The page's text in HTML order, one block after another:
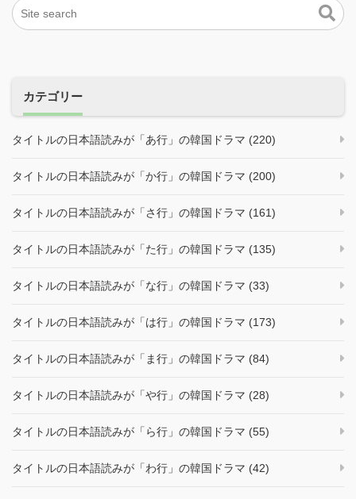
カテゴリー
タイトルの日本語読みが「あ行」の韓国ドラマ (220)
タイトルの日本語読みが「か行」の韓国ドラマ (200)
タイトルの日本語読みが「さ行」の韓国ドラマ (161)
タイトルの日本語読みが「た行」の韓国ドラマ (135)
タイトルの日本語読みが「な行」の韓国ドラマ (33)
タイトルの日本語読みが「は行」の韓国ドラマ (173)
タイトルの日本語読みが「ま行」の韓国ドラマ (84)
タイトルの日本語読みが「や行」の韓国ドラマ (28)
タイトルの日本語読みが「ら行」の韓国ドラマ (55)
タイトルの日本語読みが「わ行」の韓国ドラマ (42)